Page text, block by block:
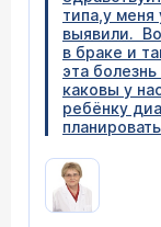
типа,у меня
выявили.
в браке и
эта
каковы у
ребёнку